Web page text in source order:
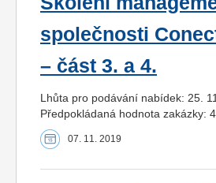
společnosti
– část 3. a 4.
Lhůta pro podávání nabídek: 25.
Předpokládaná hodnota zakázky:
07. 11. 2019